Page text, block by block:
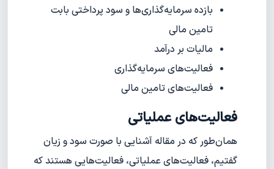
بازده سرمایه‌گذاری‌ها و سود پرداختی بابت
تامین مالی
مالیات بر درآمد
فعالیت‌های سرمایه‌گذاری
فعالیت‌های تامین مالی
فعالیت‌های عملیاتی
همان‌طور که در مقاله آشنایی با صورت سود و زیان
گفتیم، فعالیت‌های عملیاتی، فعالیت‌هایی هستند که